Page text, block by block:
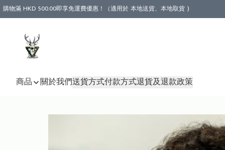
購物滿 HKD 500.00即享免運費優惠！（適用於 本地送貨、本地取貨 )
商品 關於我們送貨方式付款方式退貨及退款政策